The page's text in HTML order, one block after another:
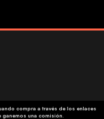
compra a través de los enlaces
una comisión.